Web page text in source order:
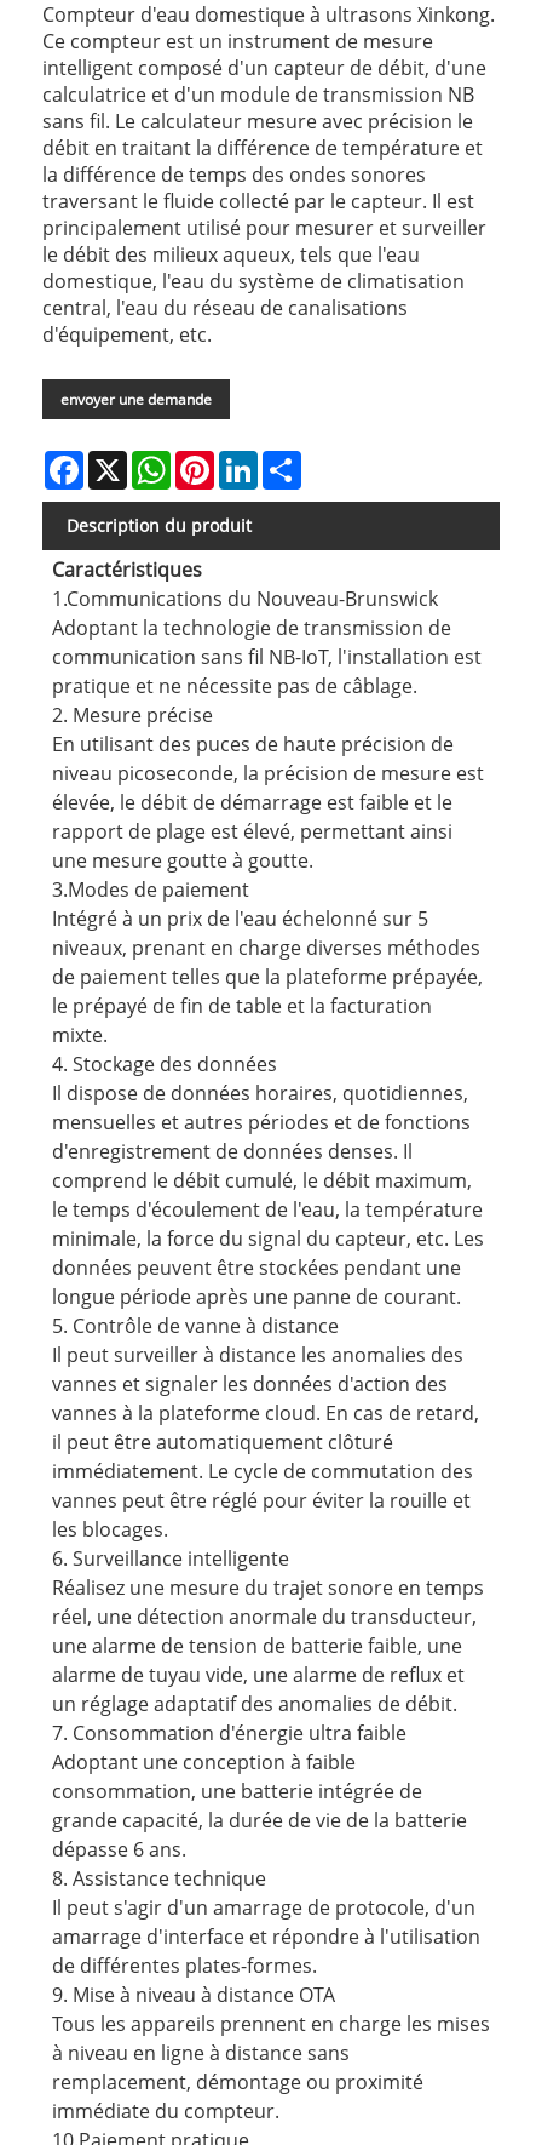
Compteur d'eau domestique à ultrasons Xinkong.
Ce compteur est un instrument de mesure
intelligent composé d'un capteur de débit, d'une
calculatrice et d'un module de transmission NB
sans fil. Le calculateur mesure avec précision le
débit en traitant la différence de température et
la différence de temps des ondes sonores
traversant le fluide collecté par le capteur. Il est
principalement utilisé pour mesurer et surveiller
le débit des milieux aqueux, tels que l'eau
domestique, l'eau du système de climatisation
central, l'eau du réseau de canalisations
d'équipement, etc.
envoyer une demande
Facebook
X WhatsAppPinterestLinkedIn
Description du produit
Caractéristiques
1.Communications du Nouveau-Brunswick
Adoptant la technologie de transmission de
communication sans fil NB-IoT, l'installation est
pratique et ne nécessite pas de câblage.
2. Mesure précise
En utilisant des puces de haute précision de
niveau picoseconde, la précision de mesure est
élevée, le débit de démarrage est faible et le
rapport de plage est élevé, permettant ainsi
une mesure goutte à goutte.
3.Modes de paiement
Intégré à un prix de l'eau échelonné sur 5
niveaux, prenant en charge diverses méthodes
de paiement telles que la plateforme prépayée,
le prépayé de fin de table et la facturation
mixte.
4. Stockage des données
Il dispose de données horaires, quotidiennes,
mensuelles et autres périodes et de fonctions
d'enregistrement de données denses. Il
comprend le débit cumulé, le débit maximum,
le temps d'écoulement de l'eau, la température
minimale, la force du signal du capteur, etc. Les
données peuvent être stockées pendant une
longue période après une panne de courant.
5. Contrôle de vanne à distance
Il peut surveiller à distance les anomalies des
vannes et signaler les données d'action des
vannes à la plateforme cloud. En cas de retard,
il peut être automatiquement clôturé
immédiatement. Le cycle de commutation des
vannes peut être réglé pour éviter la rouille et
les blocages.
6. Surveillance intelligente
Réalisez une mesure du trajet sonore en temps
réel, une détection anormale du transducteur,
une alarme de tension de batterie faible, une
alarme de tuyau vide, une alarme de reflux et
un réglage adaptatif des anomalies de débit.
7. Consommation d'énergie ultra faible
Adoptant une conception à faible
consommation, une batterie intégrée de
grande capacité, la durée de vie de la batterie
dépasse 6 ans.
8. Assistance technique
Il peut s'agir d'un amarrage de protocole, d'un
amarrage d'interface et répondre à l'utilisation
de différentes plates-formes.
9. Mise à niveau à distance OTA
Tous les appareils prennent en charge les mises
à niveau en ligne à distance sans
remplacement, démontage ou proximité
immédiate du compteur.